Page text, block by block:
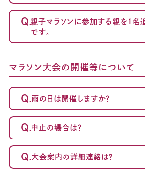
Q.親子マラソンに参加する親を1名
です。
マラソン大会の開催等について
Q.雨の日は開催しますか？
Q.中止の場合は？
Q.大会案内の詳細連絡は？